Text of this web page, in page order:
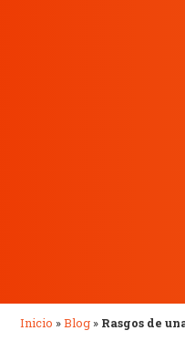
Inicio »Blog » Rasgos de